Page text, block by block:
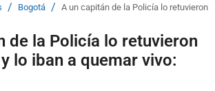
/ Bogotá / A un capitán de la Policía lo retuvieron
de la Policía lo retuvieron
lo iban a quemar vivo: